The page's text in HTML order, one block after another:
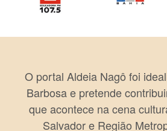
O portal Aldeia Nagô foi
Barbosa e pretende
que acontece na cena
Salvador e Região